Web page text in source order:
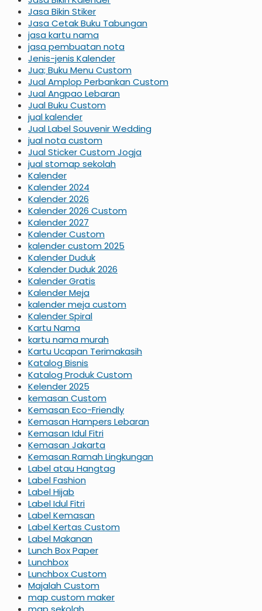
Jasa Bikin Stiker
Jasa Cetak Buku Tabungan
jasa kartu nama
jasa pembuatan nota
Jenis-jenis Kalender
Jua; Buku Menu Custom
Jual Amplop Perbankan Custom
Jual Angpao Lebaran
Jual Buku Custom
jual kalender
Jual Label Souvenir Wedding
jual nota custom
Jual Sticker Custom Jogja
jual stomap sekolah
Kalender
Kalender 2024
Kalender 2026
Kalender 2026 Custom
Kalender 2027
Kalender Custom
kalender custom 2025
Kalender Duduk
Kalender Duduk 2026
Kalender Gratis
Kalender Meja
kalender meja custom
Kalender Spiral
Kartu Nama
kartu nama murah
Kartu Ucapan Terimakasih
Katalog Bisnis
Katalog Produk Custom
Kelender 2025
kemasan Custom
Kemasan Eco-Friendly
Kemasan Hampers Lebaran
Kemasan Idul Fitri
Kemasan Jakarta
Kemasan Ramah Lingkungan
Label atau Hangtag
Label Fashion
Label Hijab
Label Idul Fitri
Label Kemasan
Label Kertas Custom
Label Makanan
Lunch Box Paper
Lunchbox
Lunchbox Custom
Majalah Custom
map custom maker